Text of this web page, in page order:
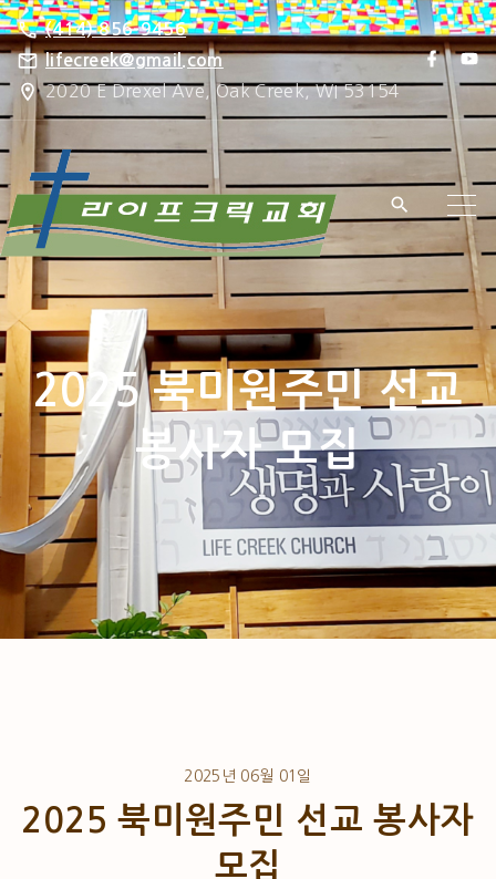
S
k
i
p
t
o
c
o
n
t
e
(414) 856-9456
lifecreek@gmail.com
2020 E Drexel Ave, Oak Creek, WI 53154
f
a
c
e
b
k
y
u
b
2025 북미원주민 선교
봉사자 모집
2025년 06월 01일
2025 북미원주민 선교 봉사자
모집